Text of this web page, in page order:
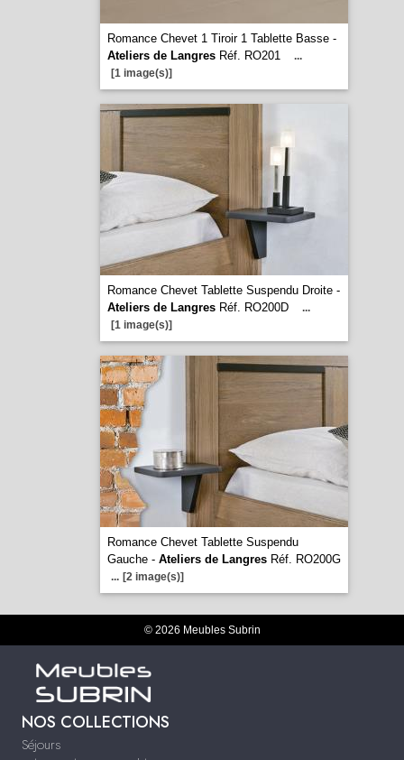
Romance Chevet 1 Tiroir 1 Tablette Basse -
Ateliers de LangresRéf. RO201
...
[1 image(s)]
Romance Chevet Tablette Suspendu Droite -
Ateliers de LangresRéf. RO200D
...
[1 image(s)]
Romance Chevet Tablette Suspendu
Gauche - Ateliers de LangresRéf. RO200G
... [2 image(s)]
© 2026 Meubles Subrin
NOS COLLECTIONS
Séjours